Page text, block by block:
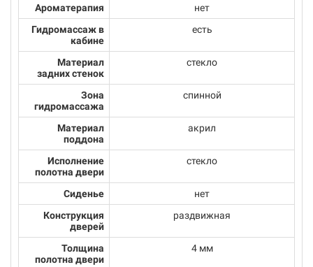
Ароматерапия
нет
Гидромассаж в
кабине
есть
Материал
задних стенок
стекло
Зона
гидромассажа
спинной
Материал
поддона
акрил
Исполнение
полотна двери
стекло
Сиденье
нет
Конструкция
дверей
раздвижная
Толщина
полотна двери
4 мм